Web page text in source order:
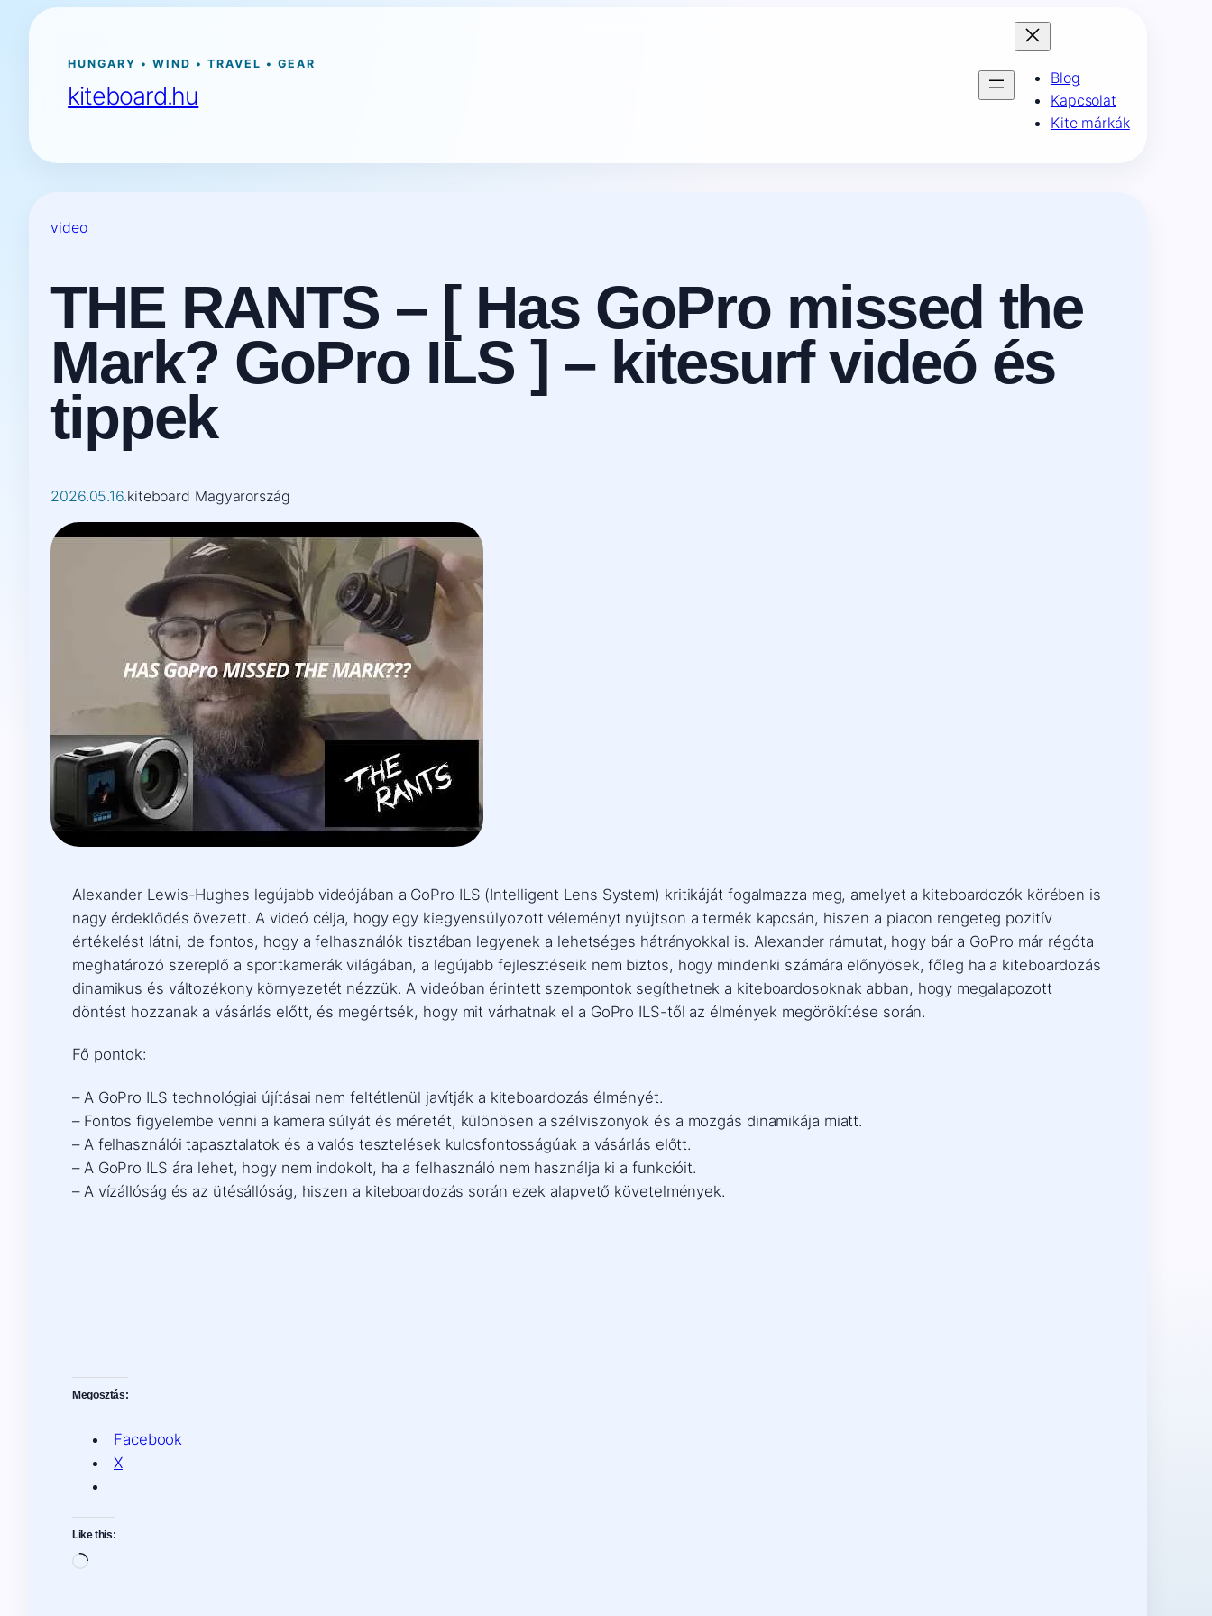
Ugrás
tartalomhozHUNGARY • WIND • TRAVEL • GEAR
kiteboard.hu
Blog
Kapcsolat
Kite márkák
video
THE RANTS – [ Has GoPro missed the
Mark? GoPro ILS ] – kitesurf videó és
tippek
2026.05.16.kiteboard Magyarország
Alexander Lewis-Hughes legújabb videójában a GoPro ILS (Intelligent Lens System) kritikáját fogalmazza meg, amelyet a kiteboardozók körében is
nagy érdeklődés övezett. A videó célja, hogy egy kiegyensúlyozott véleményt nyújtson a termék kapcsán, hiszen a piacon rengeteg pozitív
értékelést látni, de fontos, hogy a felhasználók tisztában legyenek a lehetséges hátrányokkal is. Alexander rámutat, hogy bár a GoPro már régóta
meghatározó szereplő a sportkamerák világában, a legújabb fejlesztéseik nem biztos, hogy mindenki számára előnyösek, főleg ha a kiteboardozás
dinamikus és változékony környezetét nézzük. A videóban érintett szempontok segíthetnek a kiteboardosoknak abban, hogy megalapozott
döntést hozzanak a vásárlás előtt, és megértsék, hogy mit várhatnak el a GoPro ILS-től az élmények megörökítése során.
Fő pontok:
– A GoPro ILS technológiai újításai nem feltétlenül javítják a kiteboardozás élményét.
– Fontos figyelembe venni a kamera súlyát és méretét, különösen a szélviszonyok és a mozgás dinamikája miatt.
– A felhasználói tapasztalatok és a valós tesztelések kulcsfontosságúak a vásárlás előtt.
– A GoPro ILS ára lehet, hogy nem indokolt, ha a felhasználó nem használja ki a funkcióit.
– A vízállóság és az ütésállóság, hiszen a kiteboardozás során ezek alapvető követelmények.
Megosztás:
Facebook
X
Like this:
Loading…